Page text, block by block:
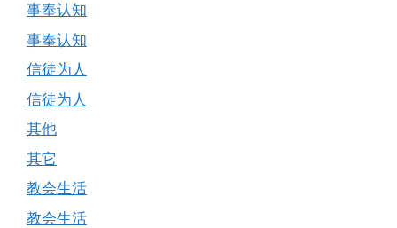
事奉认知
事奉认知
信徒为人
信徒为人
其他
其它
教会生活
教会生活